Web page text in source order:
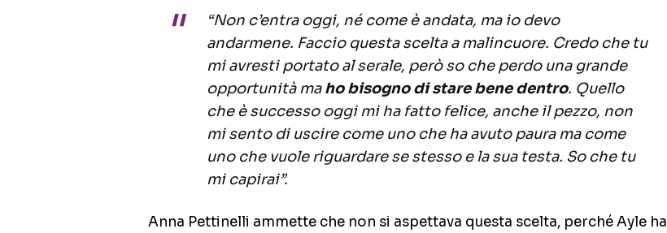
“Non c’entra oggi, né come è andata, ma io devo
andarmene. Faccio questa scelta a malincuore. Credo che tu
mi avresti portato al serale, però so che perdo una grande
opportunità maho bisogno di stare bene dentro. Quello
che è successo oggi mi ha fatto felice, anche il pezzo, non
mi sento di uscire come uno che ha avuto paura ma come
uno che vuole riguardare se stesso e la sua testa. So che tu
mi capirai”.
Anna Pettinelli ammette che non si aspettava questa scelta, perché Ayle ha